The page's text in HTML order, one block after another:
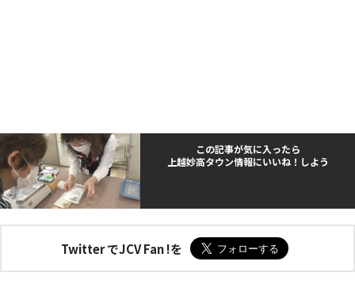
この記事が気に入ったら
上越妙高タウン情報にいいね！しよう
Twitter でJCV Fan !を